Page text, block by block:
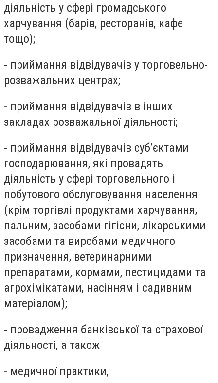
діяльність у сфері громадського
харчування (барів, ресторанів, кафе
тощо);
- приймання відвідувачів у торговельно-
розважальних центрах;
- приймання відвідувачів в інших
закладах розважальної діяльності;
- приймання відвідувачів суб’єктами
господарювання, які провадять
діяльність у сфері торговельного і
побутового обслуговування населення
(крім торгівлі продуктами харчування,
пальним, засобами гігієни, лікарськими
засобами та виробами медичного
призначення, ветеринарними
препаратами, кормами, пестицидами та
агрохімікатами, насінням і садивним
матеріалом);
- провадження банківської та страхової
діяльності, а також
- медичної практики,